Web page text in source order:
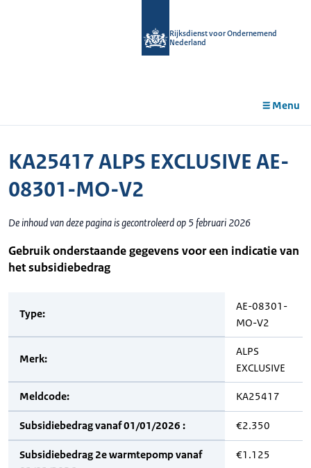
Rijksdienst voor Ondernemend
Nederland
Menu
KA25417 ALPS EXCLUSIVE AE-
08301-MO-V2
De inhoud van deze pagina is gecontroleerd op 5 februari 2026
Gebruik onderstaande gegevens voor een indicatie van
het subsidiebedrag
Type:
AE-08301-
MO-V2
Merk:
ALPS
EXCLUSIVE
Meldcode: KA25417
Subsidiebedrag vanaf 01/01/2026 : €2.350
Subsidiebedrag 2e warmtepomp vanaf
€1.125